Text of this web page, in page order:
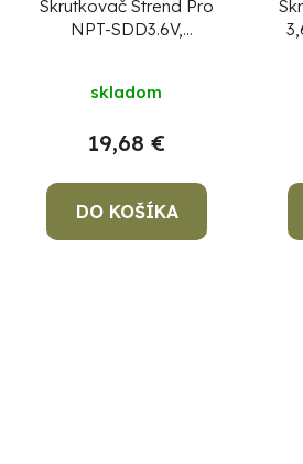
Skrutkovač Strend Pro
NPT-SDD3.6V,
skladom
19,68 €
DO KOŠÍKA